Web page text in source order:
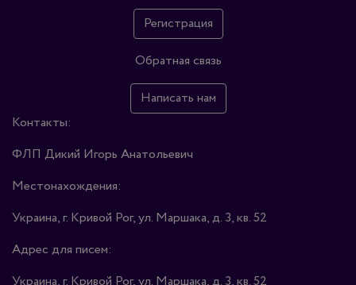
Регистрация
Обратная связь
Написать нам
Контакты:
ФЛП Дикий Игорь Анатольевич
Местонахождения:
Украина, г. Кривой Рог, ул. Маршака, д. 3, кв. 52
Адрес для писем: